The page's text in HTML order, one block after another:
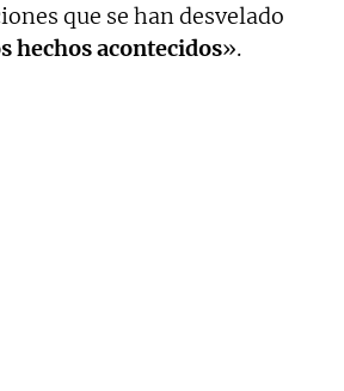
que se han desvelado
hechos acontecidos».